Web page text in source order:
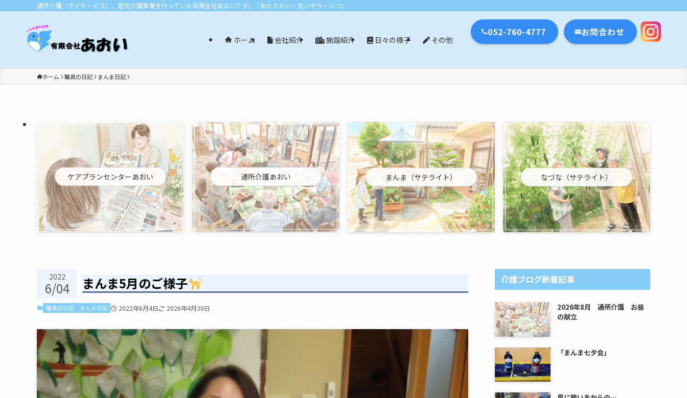
通所介護（デイサービス）、居宅介護事業を行っている有限会社あおいです。「あたたかい・思いやり・いつまでも」エリア：尾張旭市・長久手市・瀬戸市・名古屋市
ホーム 会社紹介 施設紹介 日々の様子 その他
052-760-4777 お問合わせ
ホーム 職員の日記 まんま日記
ケアプランセンターあおい 通所介護あおい まんま（サテライト） なづな（サテライト）
まんま5月のご様子
2022
6/04
職員の日記 まんま日記 2022年6月4日 2026年4月30日
介護ブログ新着記事
2026年8月 通所介護 お昼
の献立
「まんま七夕会」